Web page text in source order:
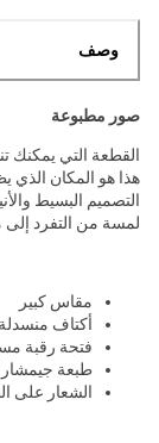
وصف
صور مطبوعة
القطعة التي
هذا هو المكان الذي
التصميم البسيط
لمسة من التفرد
مقاس كبير
أكتاف منسدلة
فتحة رقبة
طبعة
الشعار على